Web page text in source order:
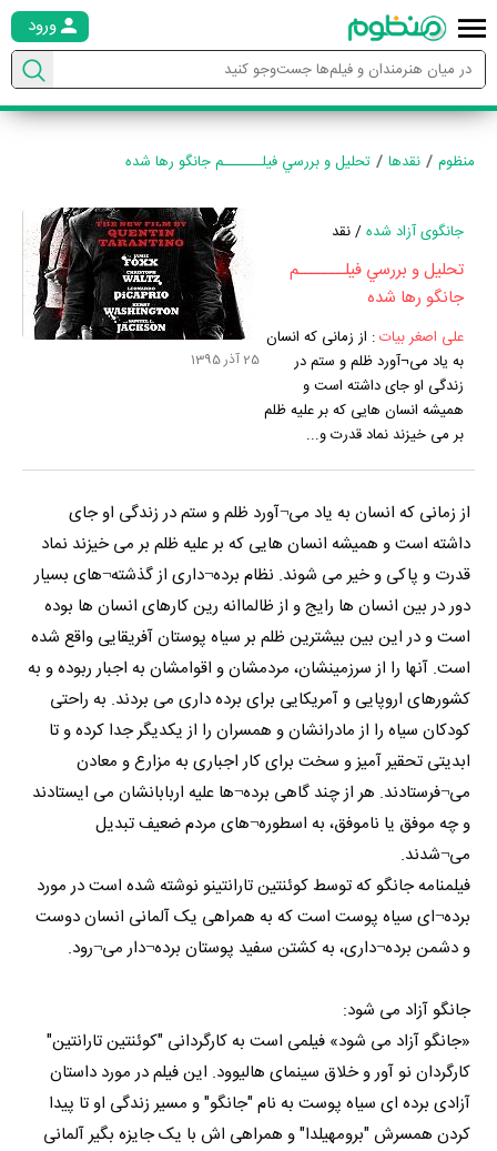
ورود
منظوم نقدها تحليل و بررسي فيلـــــــم جانگو رها شده
جانگوی آزاد شده/ نقد
تحليل و بررسي فيلـــــــم
جانگو رها شده
علی اصغر بیات: از زمانی که انسان
به یاد می¬آورد ظلم و ستم در
زندگی او جای داشته است و
همیشه انسان هایی که بر علیه ظلم
بر می خیزند نماد قدرت و...
25 آذر 1395
از زمانی که انسان به یاد می¬آورد ظلم و ستم در زندگی او جای
داشته است و همیشه انسان هایی که بر علیه ظلم بر می خیزند نماد
قدرت و پاکی و خیر می شوند. نظام برده¬داری از گذشته¬های بسیار
دور در بین انسان ها رایج و از ظالماانه رین کارهای انسان ها بوده
است و در این بین بیشترین ظلم بر سیاه پوستان آفریقایی واقع شده
است. آنها را از سرزمینشان، مردمشان و اقوامشان به اجبار ربوده و به
کشورهای اروپایی و آمریکایی برای برده داری می بردند. به راحتی
کودکان سیاه را از مادرانشان و همسران را از یکدیگر جدا کرده و تا
ابدیتی تحقیر آمیز و سخت برای کار اجباری به مزارع و معادن
می¬فرستادند. هر از چند گاهی برده¬ها علیه اربابانشان می ایستادند
و چه موفق یا ناموفق، به اسطوره¬های مردم ضعیف تبدیل
می¬شدند.
فیلمنامه جانگو که توسط کوئنتین تارانتینو نوشته شده است در مورد
برده¬ای سیاه پوست است که به همراهی یک آلمانی انسان دوست
و دشمن برده¬داری، به کشتن سفید پوستان برده¬دار می¬رود.
جانگو آزاد می شود:
«جانگو آزاد می شود» فیلمی است به کارگردانی "کوئنتین تارانتین"
کارگردان نو آور و خلاق سینمای هالیوود. این فیلم در مورد داستان
آزادی برده ای سیاه پوست به نام "جانگو" و مسیر زندگی او تا پیدا
کردن همسرش "برومهیلدا" و همراهی اش با یک جایزه بگیر آلمانی